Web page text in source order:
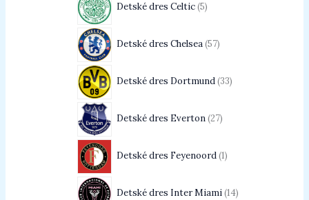
Detské dres Celtic 5
Detské dres Chelsea 57
Detské dres Dortmund 33
Detské dres Everton 27
Detské dres Feyenoord 1
Detské dres Inter Miami 14